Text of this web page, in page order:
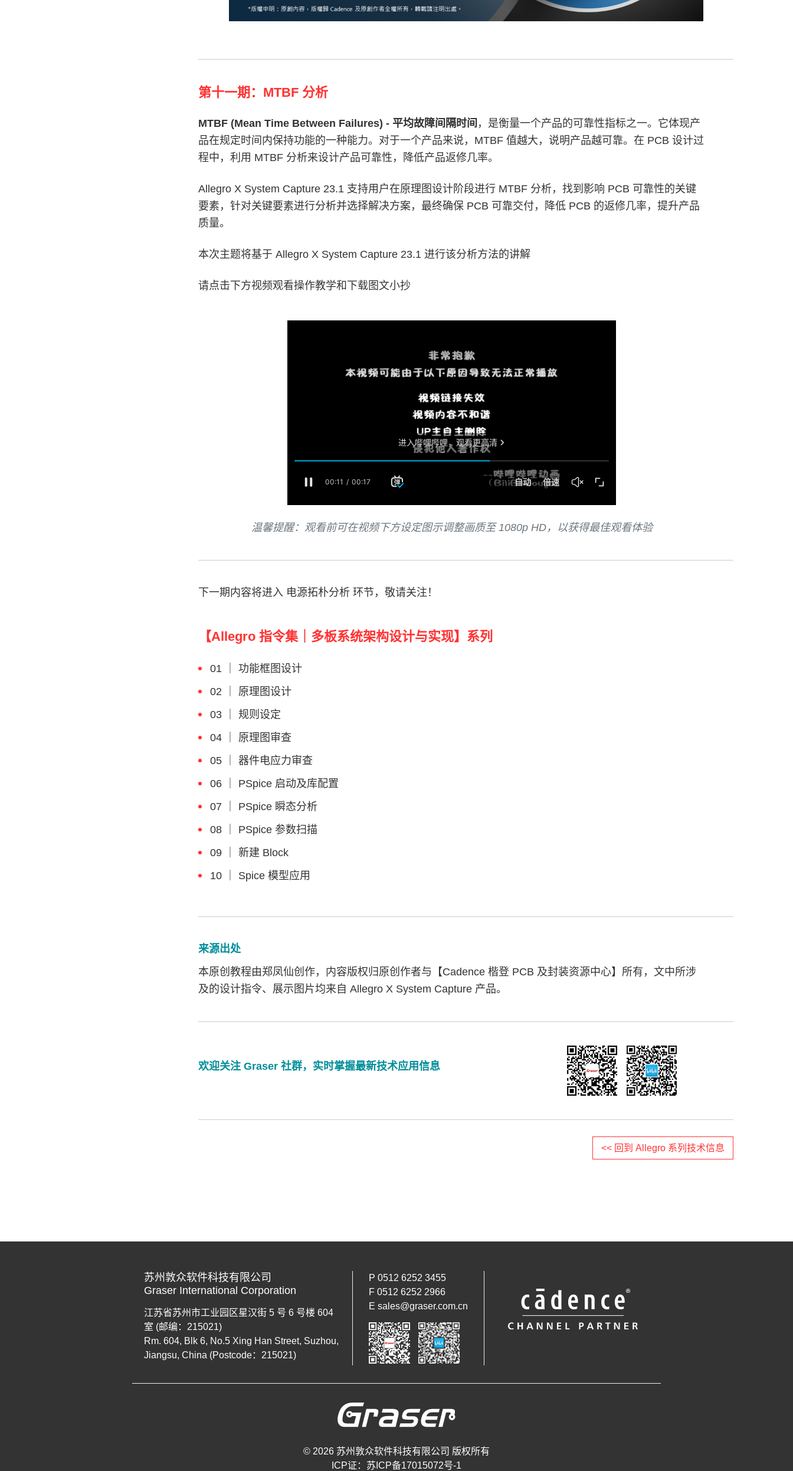
第十一期：MTBF 分析
MTBF (Mean Time Between Failures) - 平均故障间隔时间 ，是衡量一个产品的可靠性指标之一。它体现产
品在规定时间内保持功能的一种能力。对于一个产品来说，MTBF 值越大，说明产品越可靠。在 PCB 设计过
程中，利用 MTBF 分析来设计产品可靠性，降低产品返修几率。
Allegro X System Capture 23.1 支持用户在原理图设计阶段进行 MTBF 分析，找到影响 PCB 可靠性的关键
要素，针对关键要素进行分析并选择解决方案，最终确保 PCB 可靠交付，降低 PCB 的返修几率，提升产品
质量。
本次主题将基于 Allegro X System Capture 23.1 进行该分析方法的讲解
请点击下方视频观看操作教学和下载图文小抄
温馨提醒：观看前可在视频下方设定图示调整画质至 1080p HD，以获得最佳观看体验
下一期内容将进入 电源拓朴分析 环节，敬请关注！
【Allegro 指令集｜多板系统架构设计与实现】系列
01 ｜ 功能框图设计
02 ｜ 原理图设计
03 ｜ 规则设定
04 ｜ 原理图审查
05 ｜ 器件电应力审查
06 ｜ PSpice 启动及库配置
07 ｜ PSpice 瞬态分析
08 ｜ PSpice 参数扫描
09 ｜ 新建 Block
10 ｜ Spice 模型应用
来源出处
本原创教程由郑凤仙创作，内容版权归原创作者与【Cadence 楷登 PCB 及封装资源中心】所有，文中所涉
及的设计指令、展示图片均来自 Allegro X System Capture 产品。
欢迎关注 Graser 社群，实时掌握最新技术应用信息
<< 回到 Allegro 系列技术信息
苏州敦众软件科技有限公司
Graser International Corporation
江苏省苏州市工业园区星汉街 5 号 6 号楼 604
室 (邮编：215021)
Rm. 604, Blk 6, No.5 Xing Han Street, Suzhou,
Jiangsu, China (Postcode：215021)
P 0512 6252 3455
F 0512 6252 2966
E sales@graser.com.cn
© 2026 苏州敦众软件科技有限公司 版权所有
ICP证：苏ICP备17015072号-1